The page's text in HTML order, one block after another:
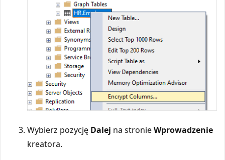
Wybierz pozycję Dalej na stronieWprowadzenie
kreatora.